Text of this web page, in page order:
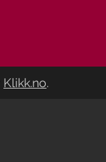
Klikk.no.